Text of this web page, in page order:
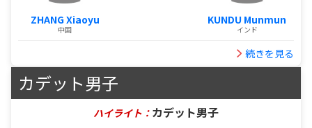
ZHANG Xiaoyu
中国
KUNDU Munmun
インド
続きを見る
カデット男子
ハイライト： カデット男子